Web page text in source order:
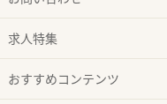
求人特集
おすすめコンテンツ